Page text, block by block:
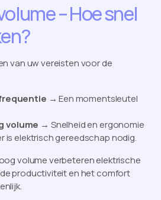
– Hoe snel
van uw vereisten voor de
→ Een momentsleutel
volume → Snelheid en ergonomie
is elektrisch gereedschap nodig.
volume verbeteren elektrische
productiviteit en het comfort